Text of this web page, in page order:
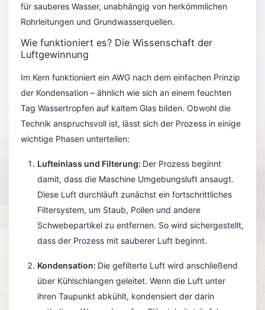
für sauberes Wasser, unabhängig von herkömmlichen
Rohrleitungen und Grundwasserquellen.
Wie funktioniert es? Die Wissenschaft der
Luftgewinnung
Im Kern funktioniert ein AWG nach dem einfachen Prinzip
der Kondensation – ähnlich wie sich an einem feuchten
Tag Wassertropfen auf kaltem Glas bilden. Obwohl die
Technik anspruchsvoll ist, lässt sich der Prozess in einige
wichtige Phasen unterteilen:
Lufteinlass und Filterung: Der Prozess beginnt
damit, dass die Maschine Umgebungsluft ansaugt.
Diese Luft durchläuft zunächst ein fortschrittliches
Filtersystem, um Staub, Pollen und andere
Schwebepartikel zu entfernen. So wird sichergestellt,
dass der Prozess mit sauberer Luft beginnt.
Kondensation: Die gefilterte Luft wird anschließend
über Kühlschlangen geleitet. Wenn die Luft unter
ihren Taupunkt abkühlt, kondensiert der darin